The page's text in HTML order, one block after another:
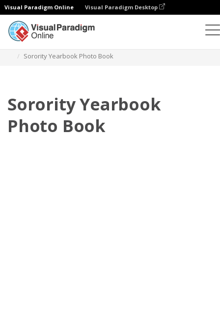
Visual Paradigm Online Visual Paradigm Desktop
Sorority Yearbook Photo Book
Sorority Yearbook
Photo Book